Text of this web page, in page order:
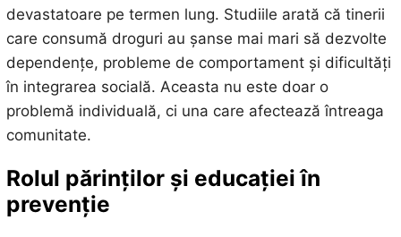
devastatoare pe termen lung. Studiile arată că tinerii
care consumă droguri au șanse mai mari să dezvolte
dependențe, probleme de comportament și dificultăți
în integrarea socială. Aceasta nu este doar o
problemă individuală, ci una care afectează întreaga
comunitate.
Rolul părinților și educației în
prevenție